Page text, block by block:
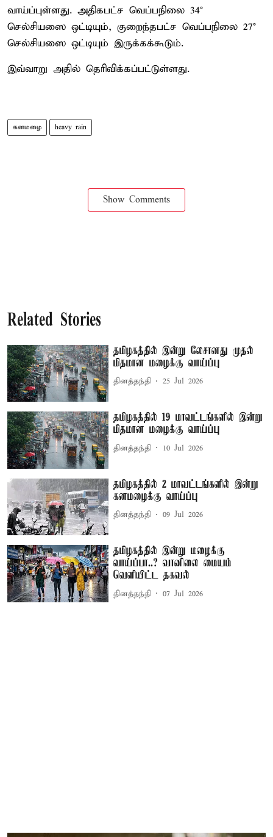
வாய்ப்புள்ளது. அதிகபட்ச வெப்பநிலை 34°
செல்சியஸை ஒட்டியும், குறைந்தபட்ச வெப்பநிலை 27°
செல்சியஸை ஒட்டியும் இருக்கக்கூடும்.
இவ்வாறு அதில் தெரிவிக்கப்பட்டுள்ளது.
கனமழை heavy rain
Show Comments
Related Stories
தமிழகத்தில் இன்று லேசானது முதல்
மிதமான மழைக்கு வாய்ப்பு
தினத்தந்தி 25 Jul 2026
தமிழகத்தில் 19 மாவட்டங்களில் இன்று
மிதமான மழைக்கு வாய்ப்பு
தினத்தந்தி 10 Jul 2026
தமிழகத்தில் 2 மாவட்டங்களில் இன்று
கனமழைக்கு வாய்ப்பு
தினத்தந்தி 09 Jul 2026
தமிழகத்தில் இன்று மழைக்கு
வாய்ப்பா..? வானிலை மையம்
வெளியிட்ட தகவல்
தினத்தந்தி 07 Jul 2026